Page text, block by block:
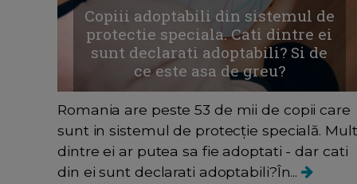
Copiii adoptabili din sistemul de
protectie speciala. Cati dintre ei
sunt declarati adoptabili? Si de
ce este asa de greu?
Romania are peste 53 de mii de copii care
sunt in sistemul de protecţie specială.
dintre ei ar putea sa fie adoptati - dar cati
din ei sunt declarati adoptabili?​În...